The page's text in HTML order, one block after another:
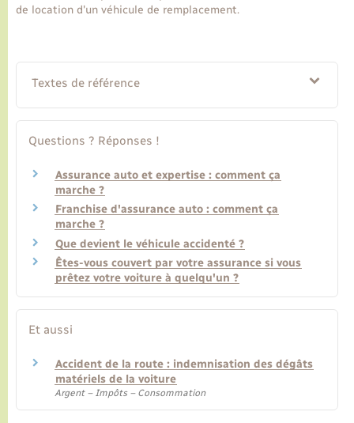
de location d'un véhicule de remplacement.
Textes de référence
Questions ? Réponses !
Assurance auto et expertise : comment ça
marche ?
Franchise d'assurance auto : comment ça
marche ?
Que devient le véhicule accidenté ?
Êtes-vous couvert par votre assurance si vous
prêtez votre voiture à quelqu'un ?
Et aussi
Accident de la route : indemnisation des dégâts
matériels de la voiture
Argent – Impôts – Consommation